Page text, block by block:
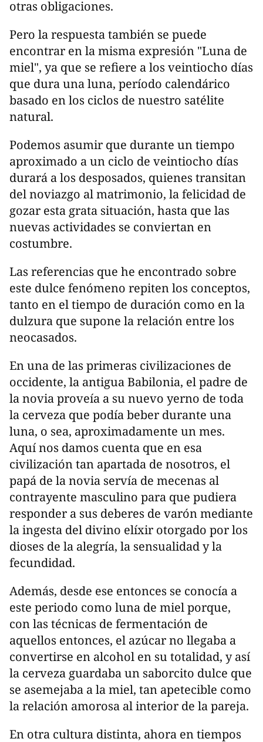
otras obligaciones.
Pero la respuesta también se puede
encontrar en la misma expresión "Luna de
miel", ya que se refiere a los veintiocho días
que dura una luna, período calendárico
basado en los ciclos de nuestro satélite
natural.
Podemos asumir que durante un tiempo
aproximado a un ciclo de veintiocho días
durará a los desposados, quienes transitan
del noviazgo al matrimonio, la felicidad de
gozar esta grata situación, hasta que las
nuevas actividades se conviertan en
costumbre.
Las referencias que he encontrado sobre
este dulce fenómeno repiten los conceptos,
tanto en el tiempo de duración como en la
dulzura que supone la relación entre los
neocasados.
En una de las primeras civilizaciones de
occidente, la antigua Babilonia, el padre de
la novia proveía a su nuevo yerno de toda
la cerveza que podía beber durante una
luna, o sea, aproximadamente un mes.
Aquí nos damos cuenta que en esa
civilización tan apartada de nosotros, el
papá de la novia servía de mecenas al
contrayente masculino para que pudiera
responder a sus deberes de varón mediante
la ingesta del divino elíxir otorgado por los
dioses de la alegría, la sensualidad y la
fecundidad.
Además, desde ese entonces se conocía a
este periodo como luna de miel porque,
con las técnicas de fermentación de
aquellos entonces, el azúcar no llegaba a
convertirse en alcohol en su totalidad, y así
la cerveza guardaba un saborcito dulce que
se asemejaba a la miel, tan apetecible como
la relación amorosa al interior de la pareja.
En otra cultura distinta, ahora en tiempos